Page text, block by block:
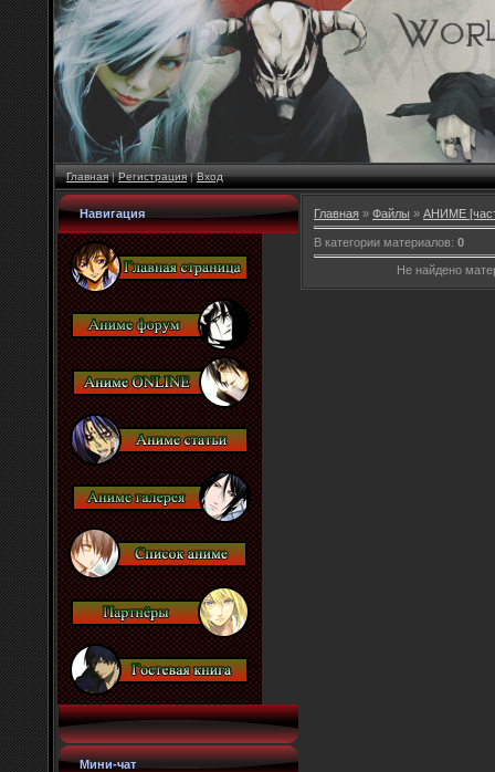
Главная|Регистрация|Вход
Навигация
Мини-чат
Главная » Файлы » АНИМЕ
В категории материалов: 0
Не найдено